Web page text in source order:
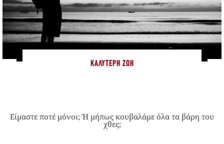
ΚΑΛΎΤΕΡΗ ΖΩΉ
Είμαστε ποτέ μόνοι; Ή μήπως κουβαλάμε όλα τα βάρη του
χθες;